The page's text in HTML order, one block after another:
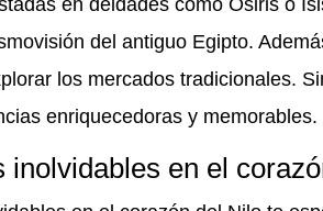
en deidades como Osiris o
del antiguo Egipto.
los mercados tradicionales.
enriquecedoras y memorables.
inolvidables en el